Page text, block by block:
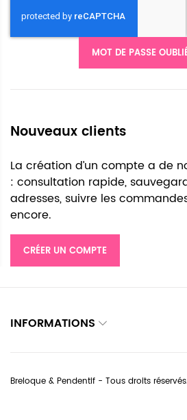
MOT DE PASSE
Nouveaux clients
La création d’un compte a de
: consultation rapide,
adresses, suivre les
encore.
CRÉER UN COMPTE
INFORMATIONS
Breloque & Pendentif - Tous droits réservés.